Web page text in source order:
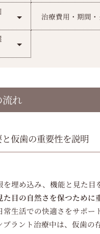
治療費用・期間
れ
仮歯の重要性を説明
埋め込み、機能と見た
た目の自然さを保つために
生活での快適さをサポー
ラント治療中は、仮歯の